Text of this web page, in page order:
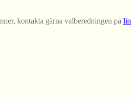
kontakta gärna valberedningen på